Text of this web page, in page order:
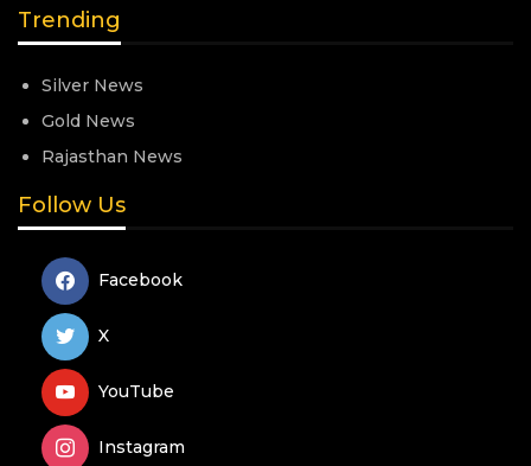
Trending
Silver News
Gold News
Rajasthan News
Follow Us
Facebook
X
YouTube
Instagram